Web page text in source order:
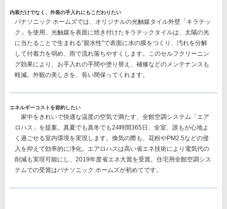
内装だけでなく、外装の手入れにもこだわりたい
パナソニック ホームズでは、オリジナルの光触媒タイル外壁「キラテッ
ク」 を使用。光触媒を表面に焼き付けたキラテックタイルは、太陽の光
に当たることで生まれる“親水性”で表面に水の膜をつくり、汚れを分解
して付着力を弱め、雨で流れ落ちやすくします。このセルフクリーニン
グ効果により、 お手入れの手間や塗り替え、補修などのメンテナンスも
軽減。 外観の美しさを、長い間保ってくれます。
エネルギーコストを節約したい
家中をきれいで快適な温度の空気で満たす、 全館空調システム「エア
ロハス」 を提案。真夏でも真冬でも24時間365日、全室、誰もが心地よ
く過ごせる室内環境を実現します。換気の際も、花粉やPM2.5などの侵
入を抑えて効率的に浄化。エアロハスは高い省エネ技術により電気代の
削減も実現可能にし、 2019年度省エネ大賞を受賞。 住宅用全館空調シス
テムでの受賞はパナソニック ホームズが初めてです。